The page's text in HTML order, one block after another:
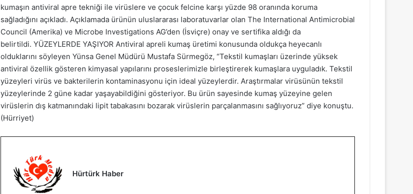
kumaşın antiviral apre tekniği ile virüslere ve çocuk felcine karşı yüzde 98 oranında koruma
sağladığını açıkladı. Açıklamada ürünün uluslararası laboratuvarlar olan The International Antimicrobial
Council (Amerika) ve Microbe Investigations AG’den (İsviçre) onay ve sertifika aldığı da
belirtildi. YÜZEYLERDE YAŞIYOR Antiviral apreli kumaş üretimi konusunda oldukça heyecanlı
olduklarını söyleyen Yünsa Genel Müdürü Mustafa Sürmegöz, “Tekstil kumaşları üzerinde yüksek
antiviral özellik gösteren kimyasal yapılarını proseslerimizle birleştirerek kumaşlara uyguladık. Tekstil
yüzeyleri virüs ve bakterilerin kontaminasyonu için ideal yüzeylerdir. Araştırmalar virüsünün tekstil
yüzeylerinde 2 güne kadar yaşayabildiğini gösteriyor. Bu ürün sayesinde kumaş yüzeyine gelen
virüslerin dış katmanındaki lipit tabakasını bozarak virüslerin parçalanmasını sağlıyoruz” diye konuştu.
(Hürriyet)
Hürtürk Haber